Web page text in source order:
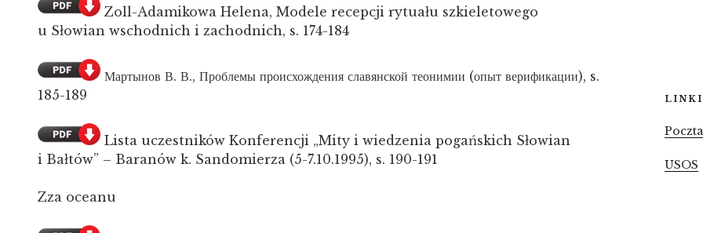
Zoll-Adamikowa Helena, Modele recepcji rytuału szkieletowego
u Słowian wschodnich i zachodnich, s. 174-184
Мартынов В. В., Проблемы происхождения славянской теонимии (опыт верификации), s.
185-189
Lista uczestników Konferencji „Mity i wiedzenia pogańskich Słowian
i Bałtów” – Baranów k. Sandomierza (5-7.10.1995), s. 190-191
Zza oceanu
LINKI
USOS